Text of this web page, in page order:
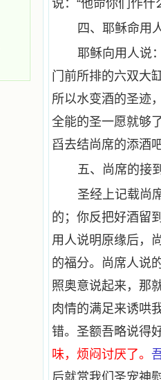
说：“他命你们作什
四、耶稣命用
耶稣向用人说
门前所排的六双大
所以水变酒的圣迹
全能的圣一愿就够
舀去结尚席的添酒
五、尚席的接
圣经上记载尚
的；你反把好酒留
用人说明原缘后，
的福分。尚席人说
照奥意说起来，那
肉情的满足来诱哄
错。圣额吾略说得
味，烦闷讨厌了。
后就赏我们圣宠神